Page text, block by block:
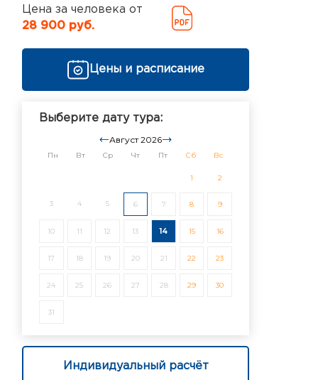
Цена за человека от
28 900 руб.
Цены и расписание
Выберите дату тура:
Август 2026
Пн Вт Ср Чт Пт Сб Вс
1 2
3 4 5 6 7 8 9
10 11 12 13 14 15 16
17 18 19 20 21 22 23
24 25 26 27 28 29 30
31
Индивидуальный расчёт